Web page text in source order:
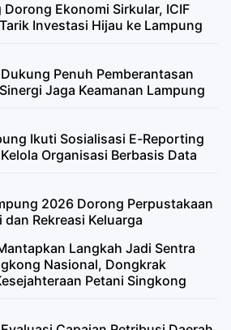
Ekonomi Sirkular, ICIF
Investasi Hijau ke Lampung
Penuh Pemberantasan
Jaga Keamanan Lampung
Ikuti Sosialisasi E-Reporting
Organisasi Berbasis Data
2026 Dorong Perpustakaan
Rekreasi Keluarga
Langkah Jadi Sentra
Nasional, Dongkrak
Petani Singkong